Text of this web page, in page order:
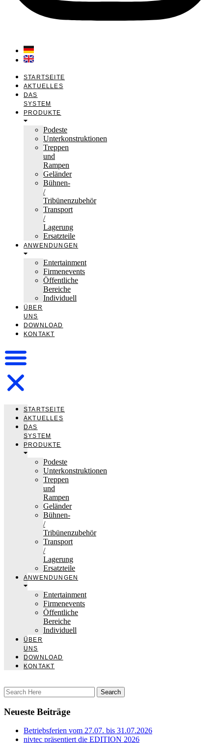
STARTSEITE
AKTUELLES
DAS
SYSTEM
PRODUKTE
Podeste
Unterkonstruktionen
Treppen
und
Rampen
Geländer
Bühnen-
/
Tribünenzubehör
Transport
/
Lagerung
Ersatzteile
ANWENDUNGEN
Entertainment
Firmenevents
Öffentliche
Bereiche
Individuell
ÜBER
UNS
DOWNLOAD
KONTAKT
STARTSEITE
AKTUELLES
DAS
SYSTEM
PRODUKTE
Podeste
Unterkonstruktionen
Treppen
und
Rampen
Geländer
Bühnen-
/
Tribünenzubehör
Transport
/
Lagerung
Ersatzteile
ANWENDUNGEN
Entertainment
Firmenevents
Öffentliche
Bereiche
Individuell
ÜBER
UNS
DOWNLOAD
KONTAKT
Neueste Beiträge
Betriebsferien vom 27.07. bis 31.07.2026
nivtec präsentiert die EDITION 2026